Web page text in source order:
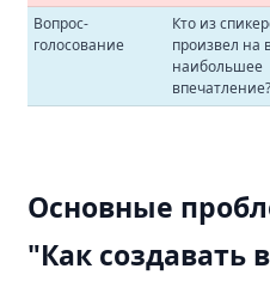
Вопрос-
голосование
Кто из
произвел на
наибольшее
впечатление?
Основные
"Как создавать